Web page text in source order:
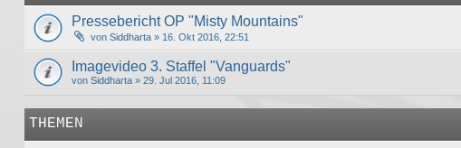
Pressebericht OP "Misty Mountains"
von Siddharta » 16. Okt 2016, 22:51
Imagevideo 3. Staffel "Vanguards"
von Siddharta » 29. Jul 2016, 11:09
THEMEN